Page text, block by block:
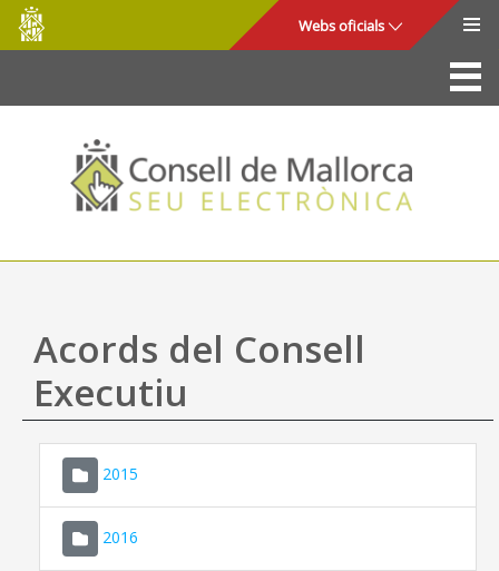
Salta al contingut principal
Consell
de
Mallorca
Webs oficials
La Seu
Consell de Mallorca
Accés i seguretat
Utilitats
Ajuda
Acords del Consell
Executiu
2015
2016